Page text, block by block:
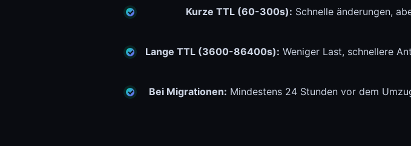
Kurze TTL (60-300s): Schnelle änderungen,
Lange TTL (3600-86400s): Weniger Last, schnellere
Bei Migrationen: Mindestens 24 Stunden vor dem